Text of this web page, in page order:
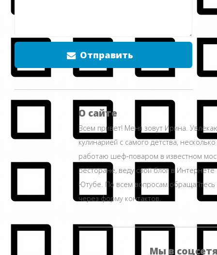
Отправить
О сайте
Всем привет! Меня зовут Ирина.
кулинарией с самого детства,
работаю шеф-поваром в известном
ресторане, веду свой блог в Интернете
Ютубе. По всем вопросам
через форму контактов.
Мы в